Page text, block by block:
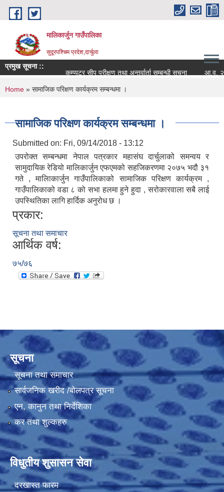
Skip to main content
मालिकार्जुन गाउँपालिका
सुदूरपश्चिम प्रदेश,दार्चुला
प्रमुख सूचना ::
कम्प्युटर सीप परीक्षण तथा अन्तर्वार्ता सम्बन्धी सूचना
आ.व.
You are here
Home » सामाजिक परिक्षण कार्यक्रम सम्बन्धमा ।
सामाजिक परिक्षण कार्यक्रम सम्बन्धमा ।
Submitted on: Fri, 09/14/2018 - 13:12
उपरोक्त सम्बन्धमा नेपाल पत्रकार महासंघ दार्चुलाको समन्वय र
सामुदायिक रेडियो मालिकार्जुन एफएमको सहजिकरणमा २०७५ भदौ ३१
गते , मालिाकार्जुन गाउँपालिकाको सामाजिक परिक्षण कार्यक्रम ,
गाउँपालिकाको वडा ८ को सभा हलमा हुने हुदा , सरोकारवाला सबै लाई
उपस्थितिका लागि हार्दिक अनुरोध छ ।
प्रकार:
सूचना तथा समाचार
आर्थिक वर्ष:
७५/७६
सूचना
सूचना तथा समाचार
सार्वजनिक खरीद /बोलपत्र सूचना
एन, कानुन तथा निर्देशिका
कर तथा शुल्कहरु
विधुतीय शुसासन सेवा
दरखास्त फारम